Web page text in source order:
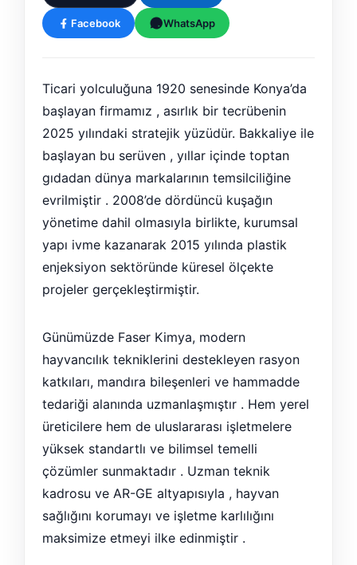
Facebook WhatsApp
Ticari yolculuğuna 1920 senesinde Konya’da
başlayan firmamız , asırlık bir tecrübenin
2025 yılındaki stratejik yüzüdür. Bakkaliye ile
başlayan bu serüven , yıllar içinde toptan
gıdadan dünya markalarının temsilciliğine
evrilmiştir . 2008’de dördüncü kuşağın
yönetime dahil olmasıyla birlikte, kurumsal
yapı ivme kazanarak 2015 yılında plastik
enjeksiyon sektöründe küresel ölçekte
projeler gerçekleştirmiştir.
Günümüzde Faser Kimya, modern
hayvancılık tekniklerini destekleyen rasyon
katkıları, mandıra bileşenleri ve hammadde
tedariği alanında uzmanlaşmıştır . Hem yerel
üreticilere hem de uluslararası işletmelere
yüksek standartlı ve bilimsel temelli
çözümler sunmaktadır . Uzman teknik
kadrosu ve AR-GE altyapısıyla , hayvan
sağlığını korumayı ve işletme karlılığını
maksimize etmeyi ilke edinmiştir .